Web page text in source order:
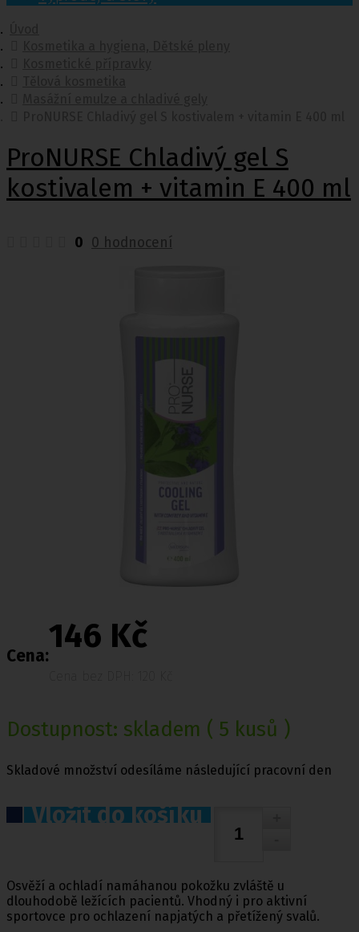
ProNURSE Chladivý gel S
kostivalem + vitamin E 400 ml
0 0 hodnocení
Cena:
146 Kč
Dostupnost: skladem ( 5 kusů )
Skladové množství odesíláme následující pracovní den
Vložit do košíku
Osvěží a ochladí namáhanou pokožku zvláště u
dlouhodobě ležících pacientů. Vhodný i pro aktivní
sportovce pro ochlazení napjatých a přetížený svalů.